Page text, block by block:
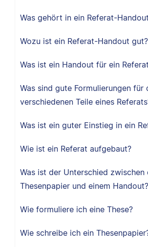
Was gehört in ein Referat-
Wozu ist ein Referat-Handout gut?
Was ist ein Handout für ein
Was sind gute Formulierungen für
verschiedenen Teile eines
Was ist ein guter Einstieg in ein
Wie ist ein Referat aufgebaut?
Was ist der Unterschied zwischen
Thesenpapier und einem Handout?
Wie formuliere ich eine These?
Wie schreibe ich ein